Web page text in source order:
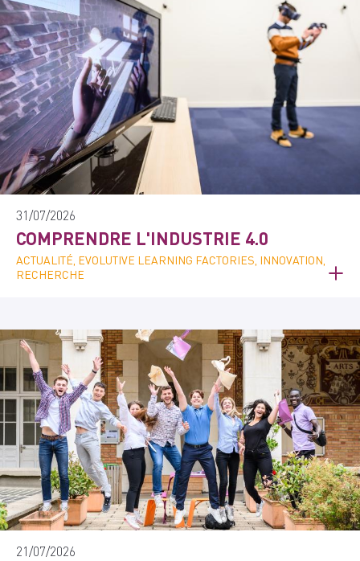
31/07/2026
COMPRENDRE L'INDUSTRIE 4.0
ACTUALITÉ, EVOLUTIVE LEARNING FACTORIES, INNOVATION,
RECHERCHE
21/07/2026